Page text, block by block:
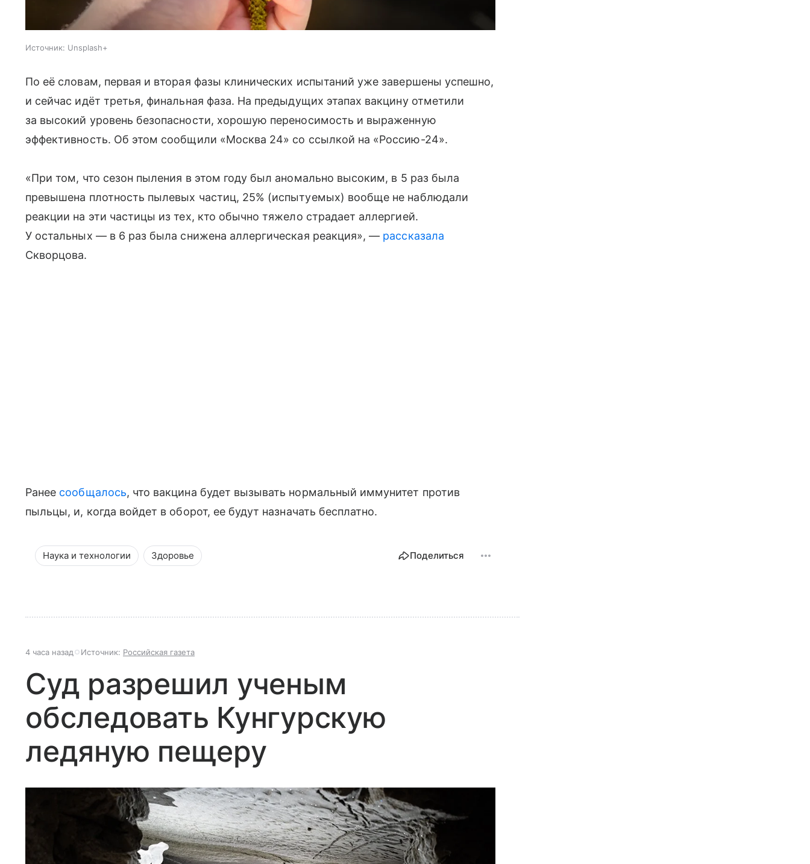
Источник: Unsplash+
По её словам, первая и вторая фазы клинических испытаний уже завершены успешно,
и сейчас идёт третья, финальная фаза. На предыдущих этапах вакцину отметили
за высокий уровень безопасности, хорошую переносимость и выраженную
эффективность. Об этом сообщили «Москва 24» со ссылкой на «Россию-24».
«При том, что сезон пыления в этом году был аномально высоким, в 5 раз была
превышена плотность пылевых частиц, 25% (испытуемых) вообще не наблюдали
реакции на эти частицы из тех, кто обычно тяжело страдает аллергией.
У остальных — в 6 раз была снижена аллергическая реакция», — рассказала
Скворцова.
Ранее сообщалось, что вакцина будет вызывать нормальный иммунитет против
пыльцы, и, когда войдет в оборот, ее будут назначать бесплатно.
Наука и технологии Здоровье Поделиться
4 часа назад Источник: Российская газета
Суд разрешил ученым
обследовать Кунгурскую
ледяную пещеру